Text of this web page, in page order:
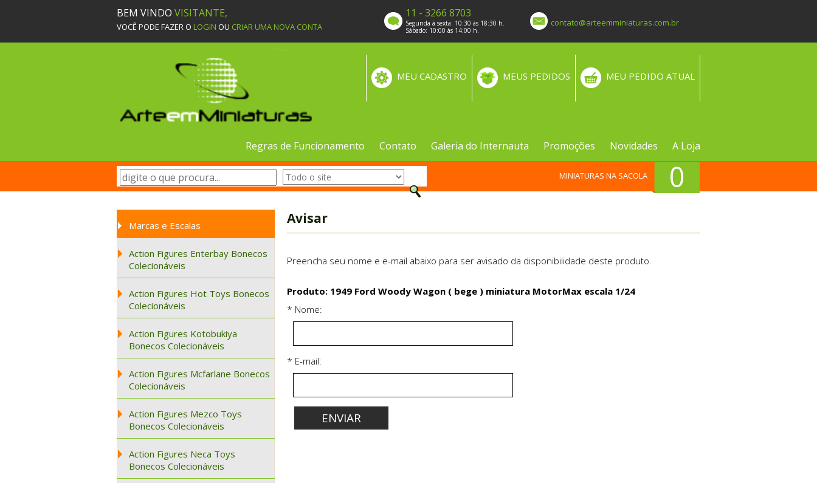
BEM VINDO VISITANTE,
VOCÊ PODE FAZER O LOGIN OU CRIAR UMA NOVA CONTA
11 - 3266 8703
Segunda à sexta: 10:30 às 18:30 h.
Sábado: 10:00 às 14:00 h.
contato@arteemminiaturas.com.br
MEU PEDIDO ATUAL
MEUS PEDIDOS
MEU CADASTRO
Regras de Funcionamento Contato Galeria do Internauta Promoções Novidades A Loja
0
MINIATURAS NA SACOLA
Marcas e Escalas
Action Figures Enterbay Bonecos
Colecionáveis
Action Figures Hot Toys Bonecos
Colecionáveis
Action Figures Kotobukiya
Bonecos Colecionáveis
Action Figures Mcfarlane Bonecos
Colecionáveis
Action Figures Mezco Toys
Bonecos Colecionáveis
Action Figures Neca Toys
Bonecos Colecionáveis
Avisar
Preencha seu nome e e-mail abaixo para ser avisado da disponibilidade deste produto.
Produto: 1949 Ford Woody Wagon ( bege ) miniatura MotorMax escala 1/24
* Nome:
* E-mail: